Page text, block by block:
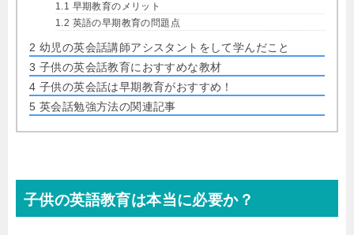
1.1 早期教育のメリット
1.2 英語の早期教育の問題点
2 幼児の英会話講師アシスタントをして学んだこと
3 子供の英会話教育におすすめな教材
4 子供の英会話は早期教育がおすすめ！
5 英会話勉強方法の関連記事
子供の英語教育は本当に必要か？